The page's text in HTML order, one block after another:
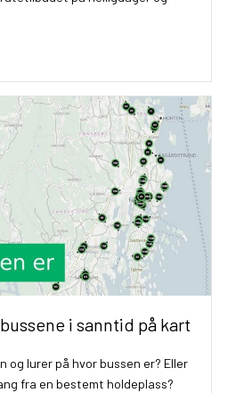
i sanntid på kart
og lurer på hvor bussen er? Eller
fra en bestemt holdeplass?